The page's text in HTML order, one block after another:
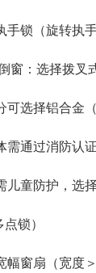
（旋转执手
：选择拨叉式
择铝合金（
过消防认证
防护，选择
锁）
扇（宽度＞